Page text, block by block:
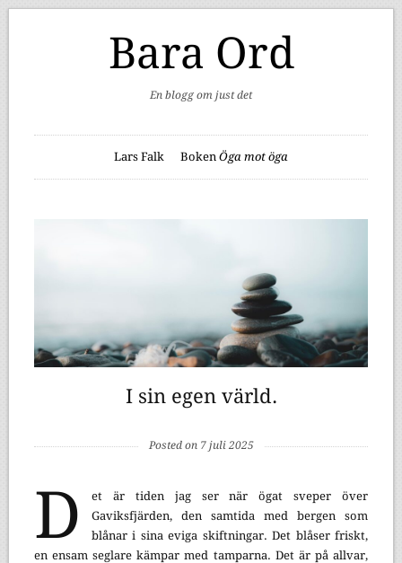
Bara Ord
En blogg om just det
Lars Falk Boken Öga mot öga
I sin egen värld.
Posted on 7 juli 2025
D
et är tiden jag ser när ögat sveper över
Gaviksfjärden, den samtida med bergen som
blånar i sina eviga skiftningar. Det blåser friskt,
en ensam seglare kämpar med tamparna. Det är på allvar,